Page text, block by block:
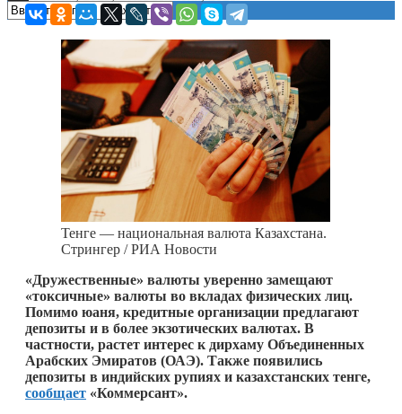
Тенге — национальная валюта Казахстана.
Стрингер / РИА Новости
«Дружественные» валюты уверенно замещают
«токсичные» валюты во вкладах физических лиц.
Помимо юаня, кредитные организации предлагают
депозиты и в более экзотических валютах. В
частности, растет интерес к дирхаму Объединенных
Арабских Эмиратов (ОАЭ). Также появились
депозиты в индийских рупиях и казахстанских тенге,
сообщает «Коммерсант».